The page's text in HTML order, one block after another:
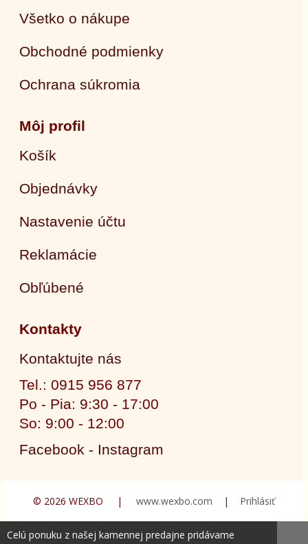
Všetko o nákupe
Obchodné podmienky
Ochrana súkromia
Môj profil
Košík
Objednávky
Nastavenie účtu
Reklamácie
Obľúbené
Kontakty
Kontaktujte nás
Tel.: 0915 956 877
Po - Pia: 9:30 - 17:00
So: 9:00 - 12:00
Facebook - Instagram
© 2026 WEXBO | www.wexbo.com | Prihlásiť
Celú ponuku z našej kamennej predajne pridávame